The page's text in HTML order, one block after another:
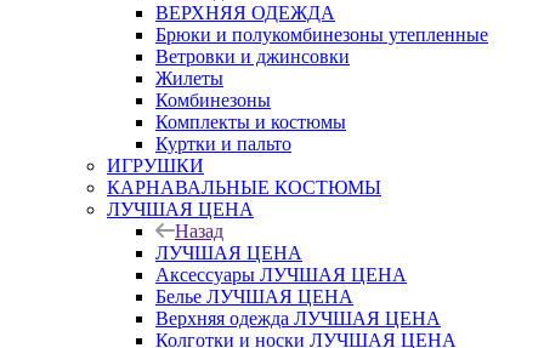
ВЕРХНЯЯ ОДЕЖДА
Брюки и полукомбинезоны утепленные
Ветровки и джинсовки
Жилеты
Комбинезоны
Комплекты и костюмы
Куртки и пальто
ИГРУШКИ
КАРНАВАЛЬНЫЕ КОСТЮМЫ
ЛУЧШАЯ ЦЕНА
Назад
ЛУЧШАЯ ЦЕНА
Аксессуары ЛУЧШАЯ ЦЕНА
Белье ЛУЧШАЯ ЦЕНА
Верхняя одежда ЛУЧШАЯ ЦЕНА
Колготки и носки ЛУЧШАЯ ЦЕНА